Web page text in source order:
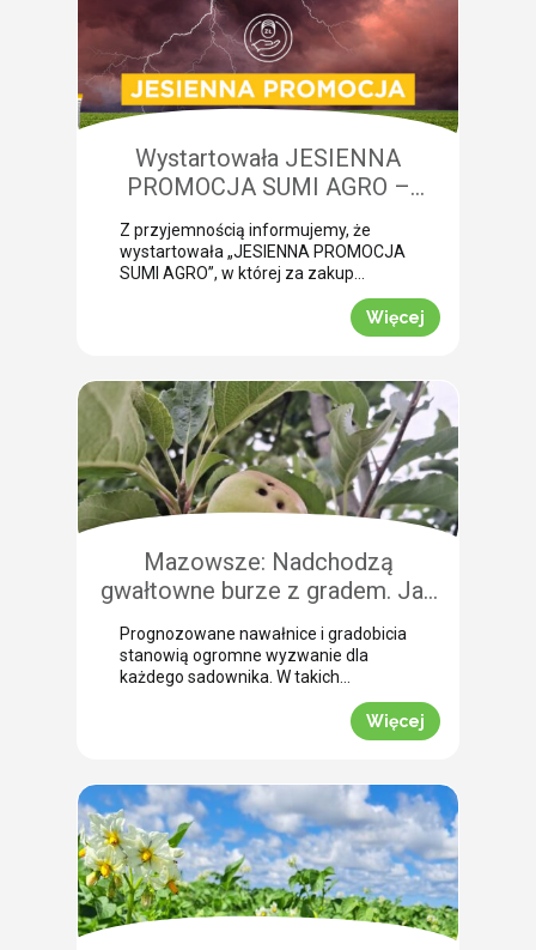
niedobory składników pokarmowych,
co opóźnia wykonanie właściwego
zabiegu. Nasza ekspertka Monika
Krzywak przeprowadziła lustrację w
powiecie gryfickim […]
Wystartowała JESIENNA
PROMOCJA SUMI AGRO –
zyskaj natychmiastowe rabaty!
Z przyjemnością informujemy, że
wystartowała „JESIENNA PROMOCJA
SUMI AGRO”, w której za zakup
uzyskać atrakcyjny rabat! Promocja
trwa od 1 lipca do 30 września 2026
prosty sposób obniżyć koszty
jesiennych zakupów. Wybierz swój
pakiet i odbierz rabat Mechanizm
promocji jest niezwykle prosty.
Wystarczy kupić jeden z […]
Więcej
Mazowsze: Nadchodzą
gwałtowne burze z gradem. Jak
skutecznie przeprowadzić
zabezpieczenie owoców po
gradobiciu?
Prognozowane nawałnice i gradobicia
stanowią ogromne wyzwanie dla
każdego sadownika. W takich
natychmiastowe zabezpieczenie
Uszkodzona skórka to otwarta droga
dla patogenów grzybowych, które
potrafią zniszczyć owoce tuż przed
zbiorem. Nasza ekspertka Justyna
Wasiak ostrzega przed nadchodzącym
frontem burzowym i wskazuje
skuteczne rozwiązanie interwencyjne.
Więcej